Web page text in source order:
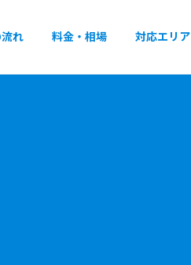
れ 料金・相場 対応エリア